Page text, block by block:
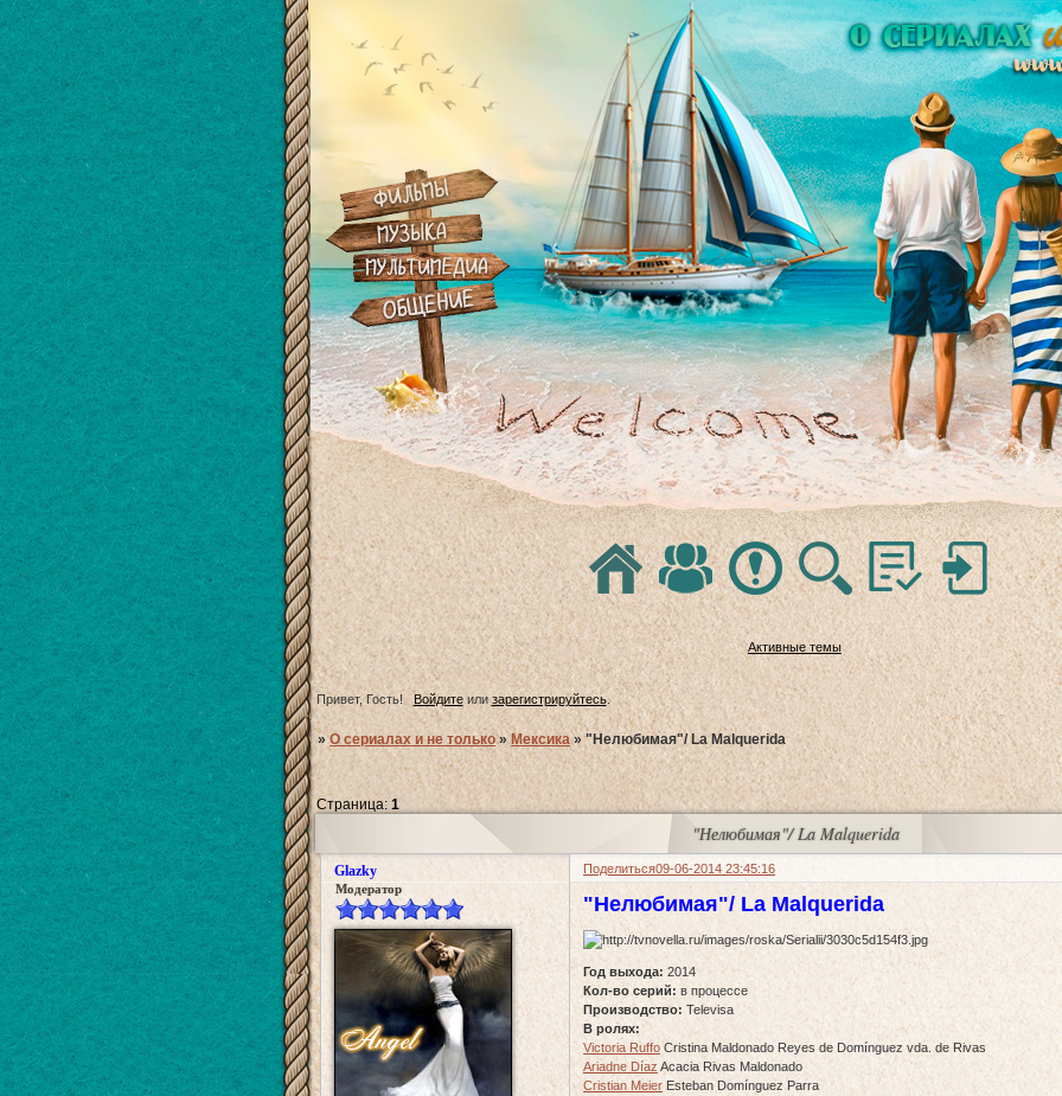
Активные темы
Привет, Гость! Войдитеилизарегистрируйтесь.
»О сериалах и не только »Мексика »"Нелюбимая"/ La Malquerida
"Нелюбимая"/ La Malquerida
Страница:1
Поделиться09-06-2014 23:45:16
Glazky
Модератор
"Нелюбимая"/ La Malquerida
Год выхода: 2014
Кол-во серий:в процессе
Производство:Televisa
В ролях:
Victoria Ruffo Cristina Maldonado Reyes de Domínguez vda. de Rivas
Ariadne Díaz Acacia Rivas Maldonado
Cristian Meier Esteban Domínguez Parra